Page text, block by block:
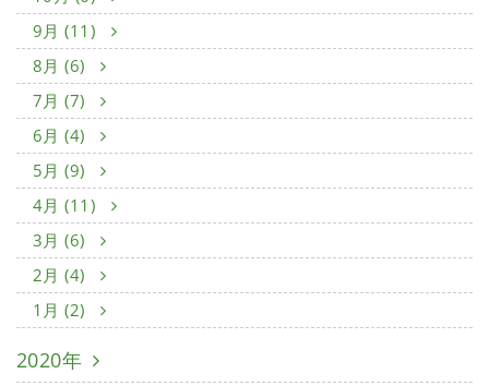
9月 (11)
8月 (6)
7月 (7)
6月 (4)
5月 (9)
4月 (11)
3月 (6)
2月 (4)
1月 (2)
2020年